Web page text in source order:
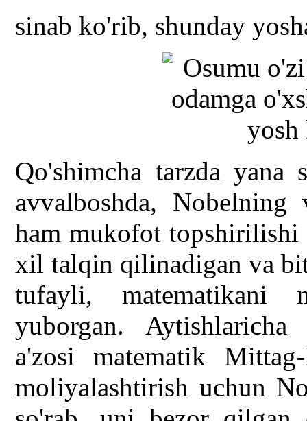
sinab ko'rib, shunday
Qo'shimcha tarzda
avvalboshda, Nobelning
ham mukofot
xil talqin qilinadigan va
tufayli, matematikani
yuborgan.
a'zosi matematik
moliyalashtirish uchun